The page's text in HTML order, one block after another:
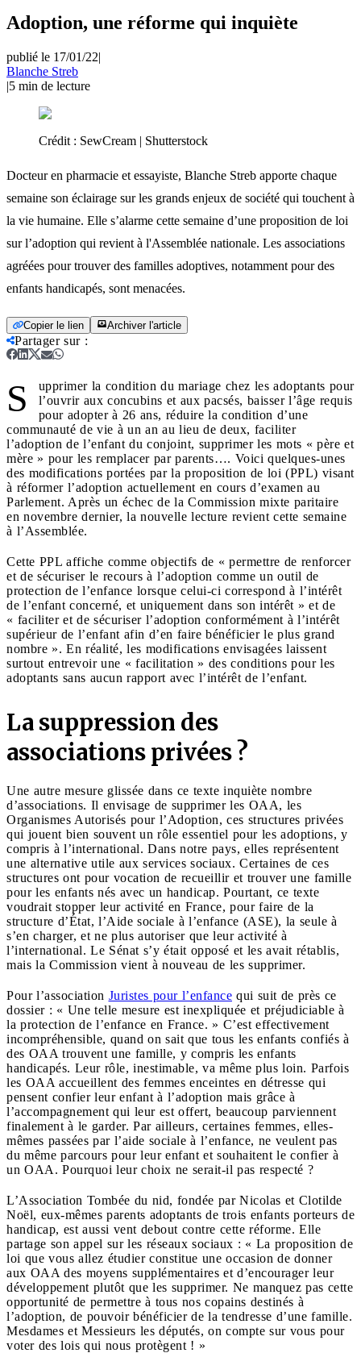
Adoption, une réforme qui inquiète
publié le 17/01/22|
Blanche Streb
|5 min de lecture
Crédit : SewCream | Shutterstock
Docteur en pharmacie et essayiste, Blanche Streb apporte chaque
semaine son éclairage sur les grands enjeux de société qui touchent à
la vie humaine. Elle s’alarme cette semaine d’une proposition de loi
sur l’adoption qui revient à l'Assemblée nationale. Les associations
agréées pour trouver des familles adoptives, notamment pour des
enfants handicapés, sont menacées.
Copier le lien Archiver l'article
Partager sur:
S
upprimer la condition du mariage chez les adoptants pour
l’ouvrir aux concubins et aux pacsés, baisser l’âge requis
pour adopter à 26 ans, réduire la condition d’une
communauté de vie à un an au lieu de deux, faciliter
l’adoption de l’enfant du conjoint, supprimer les mots « père et
mère » pour les remplacer par parents…. Voici quelques-unes
des modifications portées par la proposition de loi (PPL) visant
à réformer l’adoption actuellement en cours d’examen au
Parlement. Après un échec de la Commission mixte paritaire
en novembre dernier, la nouvelle lecture revient cette semaine
à l’Assemblée.
Cette PPL affiche comme objectifs de « permettre de renforcer
et de sécuriser le recours à l’adoption comme un outil de
protection de l’enfance lorsque celui-ci correspond à l’intérêt
de l’enfant concerné, et uniquement dans son intérêt » et de
« faciliter et de sécuriser l’adoption conformément à l’intérêt
supérieur de l’enfant afin d’en faire bénéficier le plus grand
nombre ». En réalité, les modifications envisagées laissent
surtout entrevoir une « facilitation » des conditions pour les
adoptants sans aucun rapport avec l’intérêt de l’enfant.
La suppression des
associations privées ?
Une autre mesure glissée dans ce texte inquiète nombre
d’associations. Il envisage de supprimer les OAA, les
Organismes Autorisés pour l’Adoption, ces structures privées
qui jouent bien souvent un rôle essentiel pour les adoptions, y
compris à l’international. Dans notre pays, elles représentent
une alternative utile aux services sociaux. Certaines de ces
structures ont pour vocation de recueillir et trouver une famille
pour les enfants nés avec un handicap. Pourtant, ce texte
voudrait stopper leur activité en France, pour faire de la
structure d’État, l’Aide sociale à l’enfance (ASE), la seule à
s’en charger, et ne plus autoriser que leur activité à
l’international. Le Sénat s’y était opposé et les avait rétablis,
mais la Commission vient à nouveau de les supprimer.
Pour l’association Juristes pour l’enfance qui suit de près ce
dossier : « Une telle mesure est inexpliquée et préjudiciable à
la protection de l’enfance en France. » C’est effectivement
incompréhensible, quand on sait que tous les enfants confiés à
des OAA trouvent une famille, y compris les enfants
handicapés. Leur rôle, inestimable, va même plus loin. Parfois
les OAA accueillent des femmes enceintes en détresse qui
pensent confier leur enfant à l’adoption mais grâce à
l’accompagnement qui leur est offert, beaucoup parviennent
finalement à le garder. Par ailleurs, certaines femmes, elles-
mêmes passées par l’aide sociale à l’enfance, ne veulent pas
du même parcours pour leur enfant et souhaitent le confier à
un OAA. Pourquoi leur choix ne serait-il pas respecté ?
L’Association Tombée du nid, fondée par Nicolas et Clotilde
Noël, eux-mêmes parents adoptants de trois enfants porteurs de
handicap, est aussi vent debout contre cette réforme. Elle
partage son appel sur les réseaux sociaux : « La proposition de
loi que vous allez étudier constitue une occasion de donner
aux OAA des moyens supplémentaires et d’encourager leur
développement plutôt que les supprimer. Ne manquez pas cette
opportunité de permettre à tous nos copains destinés à
l’adoption, de pouvoir bénéficier de la tendresse d’une famille.
Mesdames et Messieurs les députés, on compte sur vous pour
voter des lois qui nous protègent ! »